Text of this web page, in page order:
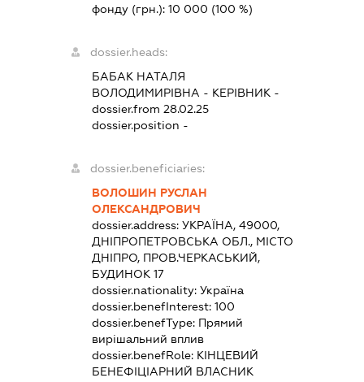
фонду (грн.): 10 000 (100 %)
dossier.heads:
БАБАК НАТАЛЯ
ВОЛОДИМИРІВНА - КЕРІВНИК -
dossier.from 28.02.25
dossier.position -
dossier.beneficiaries:
ВОЛОШИН РУСЛАН
ОЛЕКСАНДРОВИЧ
dossier.address: УКРАЇНА, 49000,
ДНІПРОПЕТРОВСЬКА ОБЛ., МІСТО
ДНІПРО, ПРОВ.ЧЕРКАСЬКИЙ,
БУДИНОК 17
dossier.nationality: Україна
dossier.benefInterest: 100
dossier.benefType: Прямий
вирішальний вплив
dossier.benefRole: КІНЦЕВИЙ
БЕНЕФІЦІАРНИЙ ВЛАСНИК